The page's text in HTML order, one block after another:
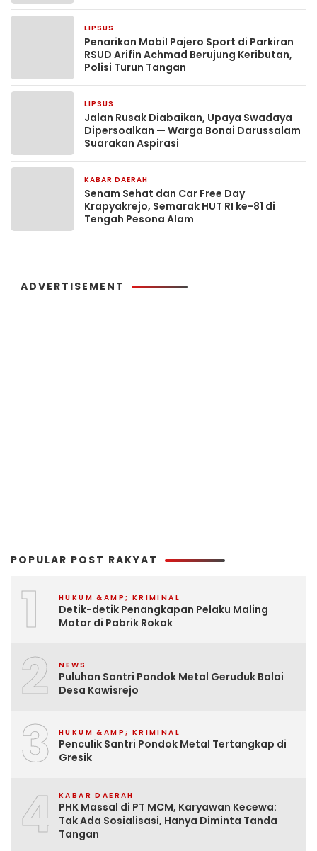
LIPSUS
Penarikan Mobil Pajero Sport di Parkiran
RSUD Arifin Achmad Berujung Keributan,
Polisi Turun Tangan
LIPSUS
Jalan Rusak Diabaikan, Upaya Swadaya
Dipersoalkan — Warga Bonai Darussalam
Suarakan Aspirasi
KABAR DAERAH
Senam Sehat dan Car Free Day
Krapyakrejo, Semarak HUT RI ke-81 di
Tengah Pesona Alam
ADVERTISEMENT
POPULAR POST RAKYAT
1 HUKUM &AMP; KRIMINAL
Detik-detik Penangkapan Pelaku Maling
Motor di Pabrik Rokok
2 NEWS
Puluhan Santri Pondok Metal Geruduk Balai
Desa Kawisrejo
3 HUKUM &AMP; KRIMINAL
Penculik Santri Pondok Metal Tertangkap di
Gresik
4 KABAR DAERAH
PHK Massal di PT MCM, Karyawan Kecewa:
Tak Ada Sosialisasi, Hanya Diminta Tanda
Tangan